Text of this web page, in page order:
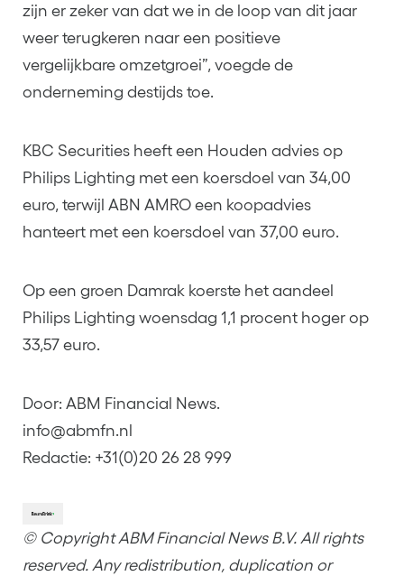
zijn er zeker van dat we in de loop van dit jaar
weer terugkeren naar een positieve
vergelijkbare omzetgroei”, voegde de
onderneming destijds toe.
KBC Securities heeft een Houden advies op
Philips Lighting met een koersdoel van 34,00
euro, terwijl ABN AMRO een koopadvies
hanteert met een koersdoel van 37,00 euro.
Op een groen Damrak koerste het aandeel
Philips Lighting woensdag 1,1 procent hoger op
33,57 euro.
Door: ABM Financial News.
info@abmfn.nl
Redactie: +31(0)20 26 28 999
© Copyright ABM Financial News B.V. All rights
reserved. Any redistribution, duplication or